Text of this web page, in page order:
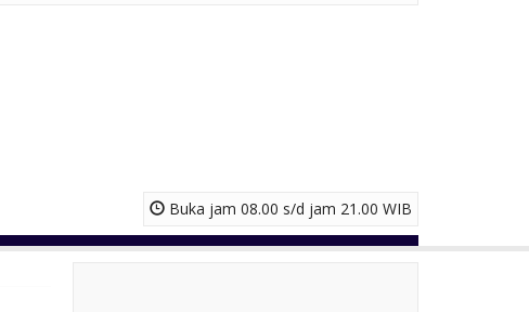
Buka jam 08.00 s/d jam 21.00 WIB